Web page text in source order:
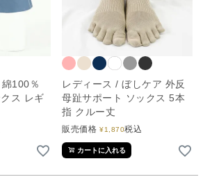
100％
ス レギ
レディース / ぼしケア 外反
母趾サポート ソックス 5本
指 クルー丈
販売価格 ¥1,870税込
カートに入れる